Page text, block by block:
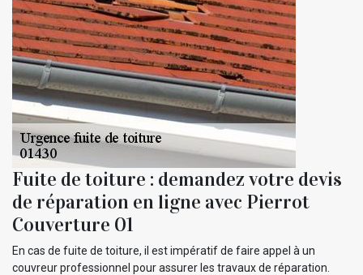
Fuite de toiture : demandez votre devis
de réparation en ligne avec Pierrot
Couverture 01
En cas de fuite de toiture, il est impératif de faire appel à un
couvreur professionnel pour assurer les travaux de réparation.